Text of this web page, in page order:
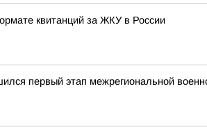
квитанций за ЖКУ в России
первый этап межрегиональной